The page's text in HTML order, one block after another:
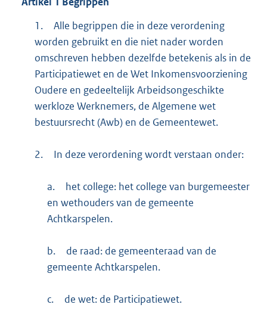
1.
Alle begrippen die in deze verordening
worden gebruikt en die niet nader worden
omschreven hebben dezelfde betekenis als in de
Participatiewet en de Wet Inkomensvoorziening
Oudere en gedeeltelijk Arbeidsongeschikte
werkloze Werknemers, de Algemene wet
bestuursrecht (Awb) en de Gemeentewet.
2. In deze verordening wordt verstaan onder:
a.
het college: het college van burgemeester
en wethouders van de gemeente
Achtkarspelen.
b.
de raad: de gemeenteraad van de
gemeente Achtkarspelen.
c. de wet: de Participatiewet.